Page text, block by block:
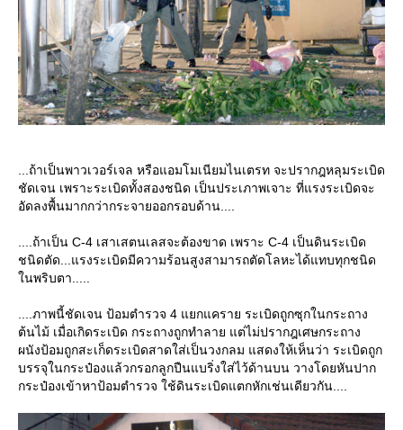
...ถ้าเป็นพาวเวอร์เจล หรือแอมโมเนียมไนเตรท จะปรากฎหลุมระเบิด
ชัดเจน เพราะระเบิดทั้งสองชนิด เป็นประเภาพเจาะ ที่แรงระเบิดจะ
อัดลงพื้นมากกว่ากระจายออกรอบด้าน....
....ถ้าเป็น C-4 เสาเสตนเลสจะต้องขาด เพราะ C-4 เป็นดินระเบิด
ชนิดตัด...แรงระเบิดมีความร้อนสูงสามารถตัดโลหะได้แทบทุกชนิด
นพริบตา.....
....ภาพนี้ชัดเจน ป้อมตำรวจ 4 แยกแคราย ระเบิดถูกซุกในกระถาง
ต้นไม้ เมื่อเกิดระเบิด กระถางถูกทำลาย แต่ไม่ปรากฎเศษกระถาง
ผนังป้อมถูกสะเก็ดระเบิดสาดใส่เป็นวงกลม แสดงให้เห็นว่า ระเบิดถูก
บรรจุในกระป๋องแล้วกรอกลูกปืนแบริ่งใส่ไว้ด้านบน วางโดยหันปาก
กระป๋องเข้าหาป้อมตำรวจ ใช้ดินระเบิดแตกหักเช่นเดียวกัน....